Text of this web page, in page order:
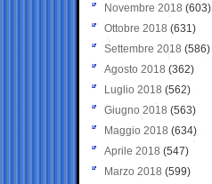
Novembre 2018 (603)
Ottobre 2018 (631)
Settembre 2018 (586)
Agosto 2018 (362)
Luglio 2018 (562)
Giugno 2018 (563)
Maggio 2018 (634)
Aprile 2018 (547)
Marzo 2018 (599)